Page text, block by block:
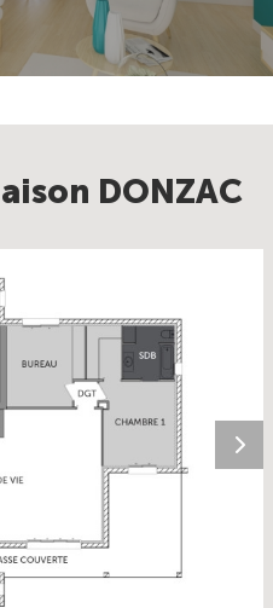
DONZAC